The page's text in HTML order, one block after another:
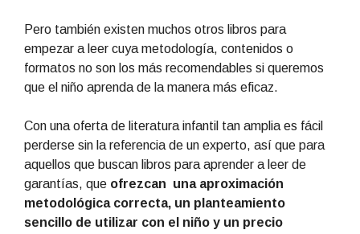
Pero también existen muchos otros libros para
empezar a leer cuya metodología, contenidos o
formatos no son los más recomendables si queremos
que el niño aprenda de la manera más eficaz.
Con una oferta de literatura infantil tan amplia es fácil
perderse sin la referencia de un experto, así que para
aquellos que buscan libros para aprender a leer de
garantías, que ofrezcan una aproximación
metodológica correcta, un planteamiento
sencillo de utilizar con el niño y un precio